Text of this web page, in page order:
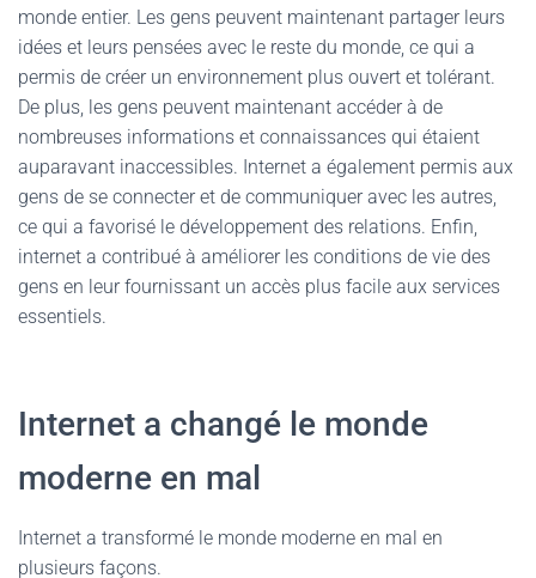
monde entier. Les gens peuvent maintenant partager leurs
idées et leurs pensées avec le reste du monde, ce qui a
permis de créer un environnement plus ouvert et tolérant.
De plus, les gens peuvent maintenant accéder à de
nombreuses informations et connaissances qui étaient
auparavant inaccessibles. Internet a également permis aux
gens de se connecter et de communiquer avec les autres,
ce qui a favorisé le développement des relations. Enfin,
internet a contribué à améliorer les conditions de vie des
gens en leur fournissant un accès plus facile aux services
essentiels.
Internet a changé le monde
moderne en mal
Internet a transformé le monde moderne en mal en
plusieurs façons.